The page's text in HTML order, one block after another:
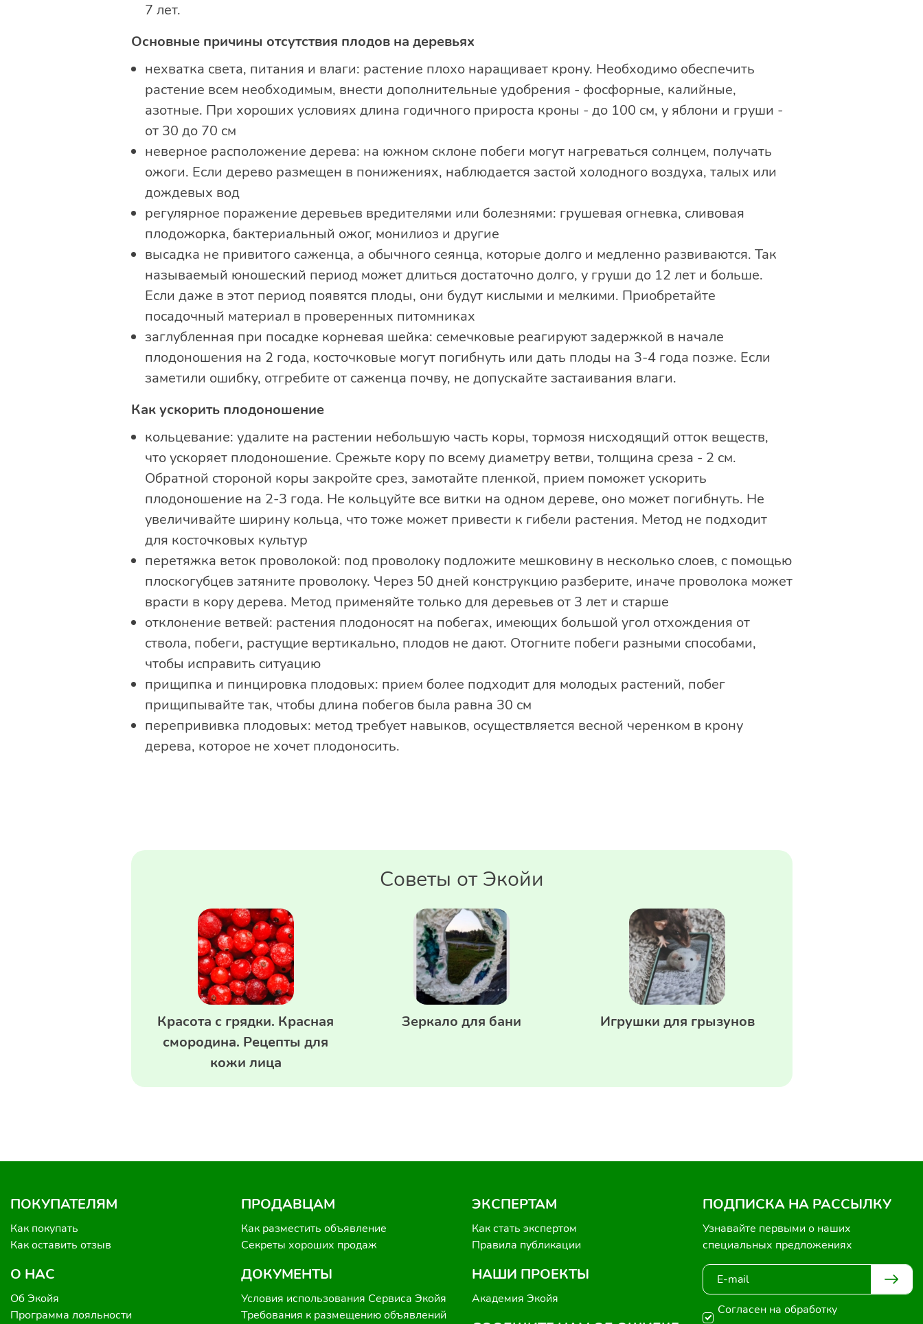
7 лет.
Основные причины отсутствия плодов на деревьях
нехватка света, питания и влаги: растение плохо наращивает крону. Необходимо обеспечить
растение всем необходимым, внести дополнительные удобрения - фосфорные, калийные,
азотные. При хороших условиях длина годичного прироста кроны - до 100 см, у яблони и груши -
от 30 до 70 см
неверное расположение дерева: на южном склоне побеги могут нагреваться солнцем, получать
ожоги. Если дерево размещен в понижениях, наблюдается застой холодного воздуха, талых или
дождевых вод
регулярное поражение деревьев вредителями или болезнями: грушевая огневка, сливовая
плодожорка, бактериальный ожог, монилиоз и другие
высадка не привитого саженца, а обычного сеянца, которые долго и медленно развиваются. Так
называемый юношеский период может длиться достаточно долго, у груши до 12 лет и больше.
Если даже в этот период появятся плоды, они будут кислыми и мелкими. Приобретайте
посадочный материал в проверенных питомниках
заглубленная при посадке корневая шейка: семечковые реагируют задержкой в начале
плодоношения на 2 года, косточковые могут погибнуть или дать плоды на 3-4 года позже. Если
заметили ошибку, отгребите от саженца почву, не допускайте застаивания влаги.
Как ускорить плодоношение
кольцевание: удалите на растении небольшую часть коры, тормозя нисходящий отток веществ,
что ускоряет плодоношение. Срежьте кору по всему диаметру ветви, толщина среза - 2 см.
Обратной стороной коры закройте срез, замотайте пленкой, прием поможет ускорить
плодоношение на 2-3 года. Не кольцуйте все витки на одном дереве, оно может погибнуть. Не
увеличивайте ширину кольца, что тоже может привести к гибели растения. Метод не подходит
для косточковых культур
перетяжка веток проволокой: под проволоку подложите мешковину в несколько слоев, с помощью
плоскогубцев затяните проволоку. Через 50 дней конструкцию разберите, иначе проволока может
врасти в кору дерева. Метод применяйте только для деревьев от 3 лет и старше
отклонение ветвей: растения плодоносят на побегах, имеющих большой угол отхождения от
ствола, побеги, растущие вертикально, плодов не дают. Отогните побеги разными способами,
чтобы исправить ситуацию
прищипка и пинцировка плодовых: прием более подходит для молодых растений, побег
прищипывайте так, чтобы длина побегов была равна 30 см
перепрививка плодовых: метод требует навыков, осуществляется весной черенком в крону
дерева, которое не хочет плодоносить.
Советы от Экойи
Красота с грядки. Красная
смородина. Рецепты для
кожи лица
Зеркало для бани Игрушки для грызунов
ПОКУПАТЕЛЯМ
Как покупать
Как оставить отзыв
О НАС
Об Экойя
Программа лояльности
ПРОДАВЦАМ
Как разместить объявление
Секреты хороших продаж
ДОКУМЕНТЫ
Условия использования Сервиса Экойя
Требования к размещению объявлений
ЭКСПЕРТАМ
Как стать экспертом
Правила публикации
НАШИ ПРОЕКТЫ
Академия Экойя
ПОДПИСКА НА РАССЫЛКУ
Узнавайте первыми о наших
специальных предложениях
Согласен на обработку